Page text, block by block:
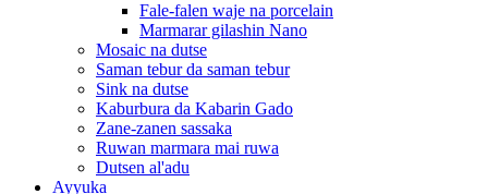
Fale-falen waje na porcelain
Marmarar gilashin Nano
Mosaic na dutse
Saman tebur da saman tebur
Sink na dutse
Kaburbura da Kabarin Gado
Zane-zanen sassaka
Ruwan marmara mai ruwa
Dutsen al'adu
Ayyuka